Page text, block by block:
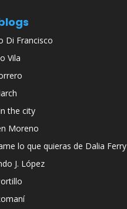
Di Francisco
Vila
the city
Moreno
lo que quieras de Dalia Ferry
J. López